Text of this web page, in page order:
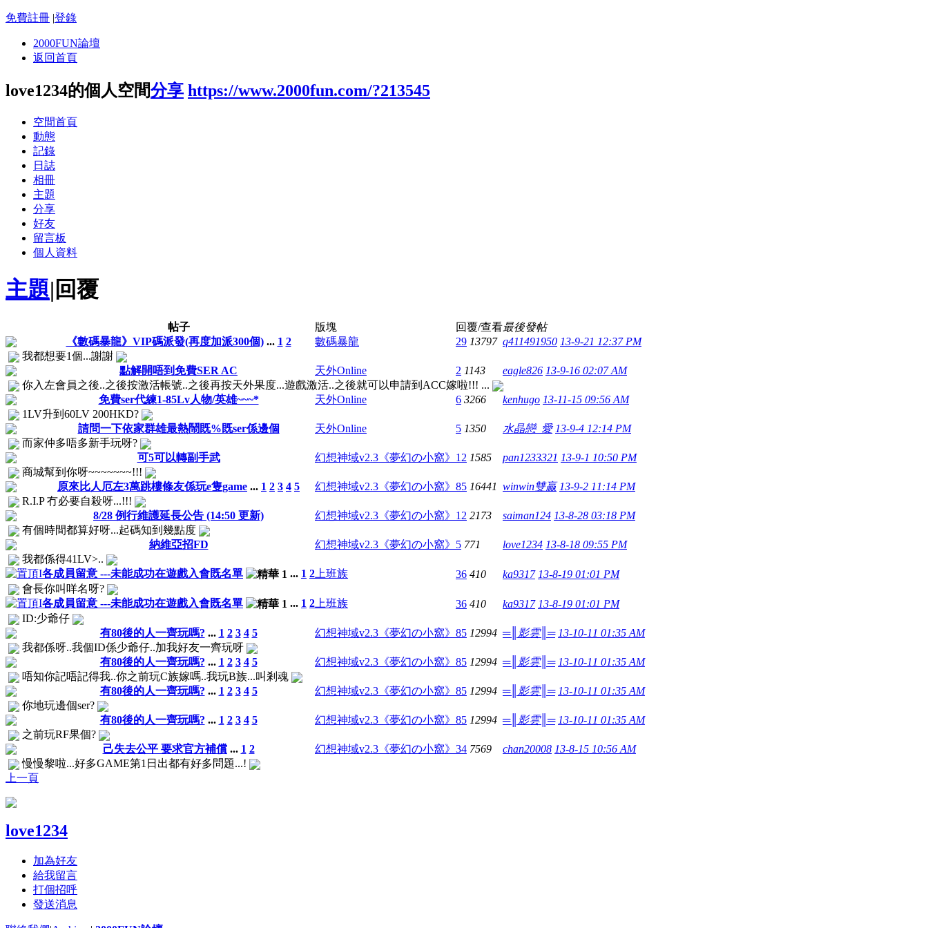
免費註冊 |登錄
2000FUN論壇
返回首頁
love1234的個人空間分享 https://www.2000fun.com/?213545
空間首頁
動態
記錄
日誌
相冊
主題
分享
好友
留言板
個人資料
主題| 回覆
帖子 版塊 回覆/查看最後發帖
《數碼暴龍》VIP碼派發(再度加派300個) ... 1 2 數碼暴龍 29 13797 q411491950 13-9-21 12:37 PM
我都想要1個...謝謝
點解開唔到免費SER AC
天外Online 2 1143 eagle826 13-9-16 02:07 AM
你入左會員之後..之後按激活帳號..之後再按天外果度...遊戲激活..之後就可以申請到ACC嫁啦!!! ...
免費ser代練1-85Lv人物/英雄~~~*
天外Online 6 3266 kenhugo 13-11-15 09:56 AM
1LV升到60LV 200HKD?
請問一下依家群雄最熱鬧既%既ser係邊個
天外Online 5 1350 水晶戀_愛 13-9-4 12:14 PM
而家仲多唔多新手玩呀?
可5可以轉副手武
幻想神域v2.3《夢幻の小窩》 12 1585 pan1233321 13-9-1 10:50 PM
商城幫到你呀~~~~~~~!!!
原來比人厄左3萬跳樓條友係玩e隻game ... 1 2 3 4 5 幻想神域v2.3《夢幻の小窩》 85 16441 winwin雙贏 13-9-2 11:14 PM
R.I.P 冇必要自殺呀...!!!
8/28 例行維護延長公告 (14:50 更新)
幻想神域v2.3《夢幻の小窩》 12 2173 saiman124 13-8-28 03:18 PM
有個時間都算好呀...起碼知到幾點度
納維亞招FD
幻想神域v2.3《夢幻の小窩》 5 771 love1234 13-8-18 09:55 PM
我都係得41LV>..
各成員留意 ---未能成功在遊戲入會既名單
... 1 2 上班族 36 410 ka9317 13-8-19 01:01 PM
會長你叫咩名呀?
各成員留意 ---未能成功在遊戲入會既名單
... 1 2 上班族 36 410 ka9317 13-8-19 01:01 PM
ID:少爺仔
有80後的人一齊玩嗎? ... 1 2 3 4 5 幻想神域v2.3《夢幻の小窩》 85 12994 ═║影雲║═ 13-10-11 01:35 AM
我都係呀..我個ID係少爺仔..加我好友一齊玩呀
有80後的人一齊玩嗎? ... 1 2 3 4 5 幻想神域v2.3《夢幻の小窩》 85 12994 ═║影雲║═ 13-10-11 01:35 AM
唔知你記唔記得我..你之前玩C族嫁嗎..我玩B族...叫剎魂
有80後的人一齊玩嗎? ... 1 2 3 4 5 幻想神域v2.3《夢幻の小窩》 85 12994 ═║影雲║═ 13-10-11 01:35 AM
你地玩邊個ser?
有80後的人一齊玩嗎? ... 1 2 3 4 5 幻想神域v2.3《夢幻の小窩》 85 12994 ═║影雲║═ 13-10-11 01:35 AM
之前玩RF果個?
己失去公平 要求官方補償 ... 1 2 幻想神域v2.3《夢幻の小窩》 34 7569 chan20008 13-8-15 10:56 AM
慢慢黎啦...好多GAME第1日出都有好多問題...!
上一頁
love1234
加為好友
給我留言
打個招呼
發送消息